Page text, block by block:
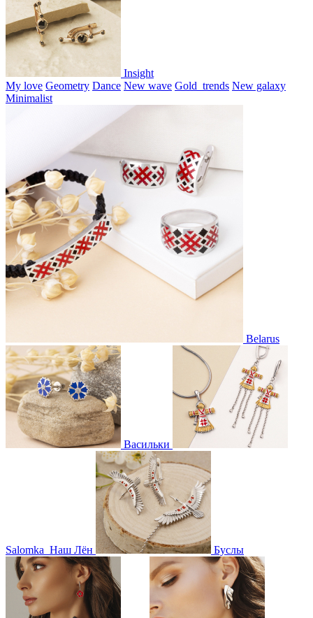
Insight
My love Geometry Dance New wave Gold_trends New galaxy
Minimalist
Belarus
Васильки
Salomka Наш Лён Буслы